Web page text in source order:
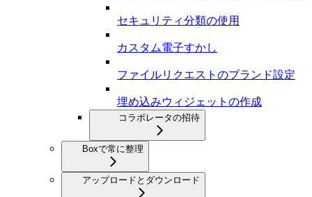
セキュリティ分類の使用
カスタム電子すかし
ファイルリクエストのブランド設定
埋め込みウィジェットの作成
コラボレータの招待
Boxで常に整理
アップロードとダウンロード